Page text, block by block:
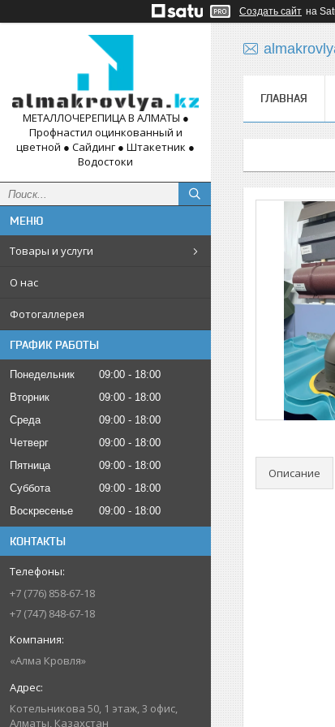
Создать сайт на
МЕТАЛЛОЧЕРЕПИЦА В АЛМАТЫ ●
Профнастил оцинкованный и
цветной ● Сайдинг ● Штакетник ●
Водостоки
Товары и услуги
О нас
Фотогаллерея
ГРАФИК РАБОТЫ
Понедельник 09:00
18:00
Вторник
09:00
18:00
Среда
09:00
18:00
Четверг
09:00
18:00
Пятница
09:00
18:00
Суббота
09:00
18:00
Воскресенье
09:00 18:00
КОНТАКТЫ
+7 (776) 858-67-18
+7 (747) 848-67-18
«Алма Кровля»
Котельникова 50, 1 этаж, 3 офис,
Алматы, Казахстан
ГЛАВНАЯ
Описание